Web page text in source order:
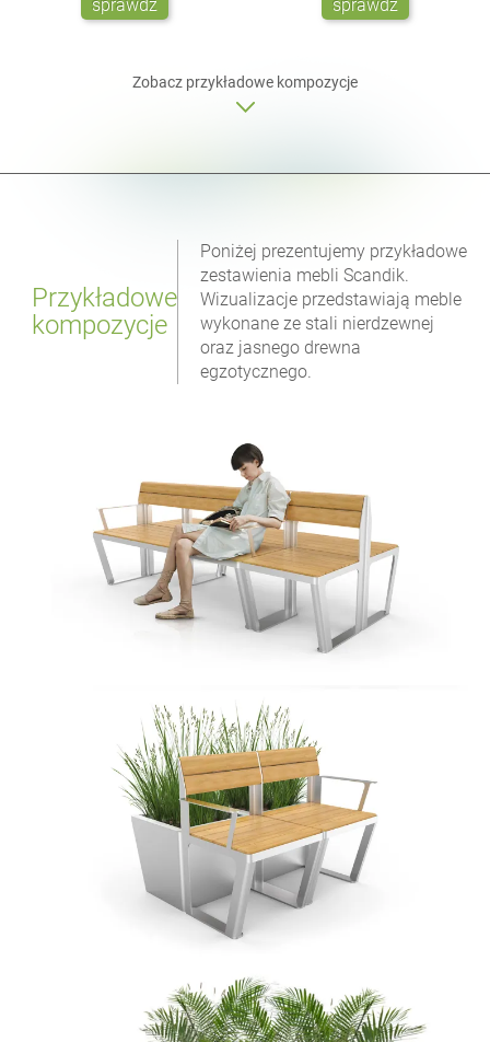
sprawdź sprawdź
Zobacz przykładowe kompozycje
Przykładowe
kompozycje
Poniżej prezentujemy przykładowe
zestawienia mebli Scandik.
Wizualizacje przedstawiają meble
wykonane ze stali nierdzewnej
oraz jasnego drewna
egzotycznego.